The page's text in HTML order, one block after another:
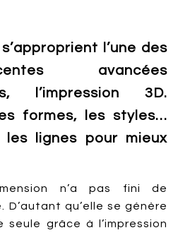
l’une des
avancées
l’impression 3D.
formes, les styles…
lignes pour mieux
n’a pas fini de
D’autant qu’elle se génère
grâce à l’impression